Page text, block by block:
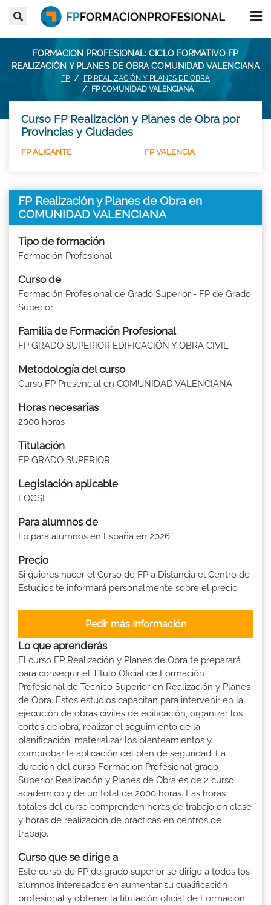
FORMACION PROFESIONAL: CICLO FORMATIVO FP
REALIZACIÓN Y PLANES DE OBRA COMUNIDAD VALENCIANA
FP
FP REALIZACIÓN Y PLANES DE OBRA
FP COMUNIDAD VALENCIANA
Curso FP Realización y Planes de Obra por
Provincias y Ciudades
FP ALICANTE FP VALENCIA
FP Realización y Planes de Obra en
COMUNIDAD VALENCIANA
Tipo de formación
Formación Profesional
Curso de
Formación Profesional de Grado Superior - FP de Grado
Superior
Familia de Formación Profesional
FP GRADO SUPERIOR EDIFICACIÓN Y OBRA CIVIL
Metodología del curso
Curso FP Presencial en COMUNIDAD VALENCIANA
Horas necesarias
2000 horas
Titulación
FP GRADO SUPERIOR
Legislación aplicable
LOGSE
Para alumnos de
Fp para alumnos en España en 2026
Precio
Si quieres hacer el Curso de FP a Distancia el Centro de
Estudios te informará personalmente sobre el precio
Pedir más Información
Lo que aprenderás
El curso FP Realización y Planes de Obra te preparará
para conseguir el Título Oficial de Formación
Profesional de Técnico Superior en Realización y Planes
de Obra. Estos estudios capacitan para intervenir en la
ejecución de obras civiles de edificación, organizar los
cortes de obra, realizar el seguimiento de la
planificación, materializar los planteamientos y
comprobar la aplicación del plan de seguridad. La
duración del curso Formacion Profesional grado
Superior Realización y Planes de Obra es de 2 curso
académico y de un total de 2000 horas. Las horas
totales del curso comprenden horas de trabajo en clase
y horas de realización de prácticas en centros de
trabajo.
Curso que se dirige a
Este curso de FP de grado superior se dirige a todos los
alumnos interesados en aumentar su cualificación
profesional y obtener la titulación oficial de Formación